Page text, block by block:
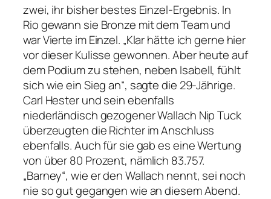
zwei, ihr bisher bestes Einzel-Ergebnis. In
Rio gewann sie Bronze mit dem Team und
war Vierte im Einzel. „Klar hätte ich gerne hier
vor dieser Kulisse gewonnen. Aber heute auf
dem Podium zu stehen, neben Isabell, fühlt
sich wie ein Sieg an“, sagte die 29-Jährige.
Carl Hester und sein ebenfalls
niederländisch gezogener Wallach Nip Tuck
überzeugten die Richter im Anschluss
ebenfalls. Auch für sie gab es eine Wertung
von über 80 Prozent, nämlich 83.757.
„Barney“, wie er den Wallach nennt, sei noch
nie so gut gegangen wie an diesem Abend.